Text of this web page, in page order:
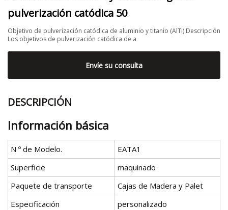
pulverización catódica 50
Objetivo de pulverización catódica de aluminio y titanio (AlTi) Descripción
Los objetivos de pulverización catódica de a
Envíe su consulta
DESCRIPCIÓN
Información básica
N º de Modelo.
EATA1
Superficie
maquinado
Paquete de transporte
Cajas de Madera y Palet
Especificación
personalizado